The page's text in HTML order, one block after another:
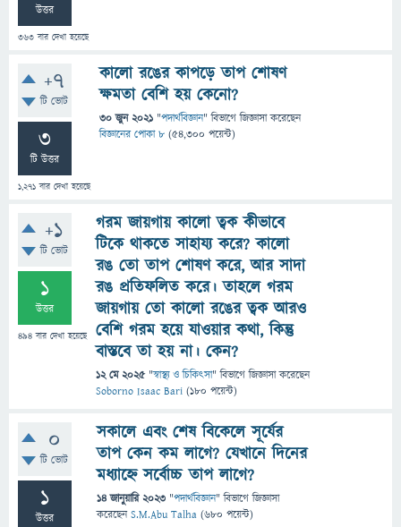
উত্তর
363 বার দেখা হয়েছে
+7
টি ভোট
3
টি উত্তর
1,271 বার দেখা হয়েছে
কালো রঙের কাপড়ে তাপ শোষণ
ক্ষমতা বেশি হয় কেনো?
30 জুন 2021 "পদার্থবিজ্ঞান" বিভাগে জিজ্ঞাসাকরেছেন
বিজ্ঞানের পোকা ৮ (54,300 পয়েন্ট)
+1
টি ভোট
1
উত্তর
494 বার দেখা হয়েছে
গরম জায়গায় কালো ত্বক কীভাবে
টিকে থাকতে সাহায্য করে? কালো
রঙ তো তাপ শোষণ করে, আর সাদা
রঙ প্রতিফলিত করে। তাহলে গরম
জায়গায় তো কালো রঙের ত্বক আরও
বেশি গরম হয়ে যাওয়ার কথা, কিন্তু
বাস্তবে তা হয় না। কেন?
12 মে 2025 "স্বাস্থ্য ও চিকিৎসা" বিভাগে জিজ্ঞাসাকরেছেন
Soborno Isaac Bari (180 পয়েন্ট)
0
টি ভোট
1
উত্তর
সকালে এবং শেষ বিকেলে সূর্যের
তাপ কেন কম লাগে? যেখানে দিনের
মধ্যাহ্নে সর্বোচ্চ তাপ লাগে?
14 জানুয়ারি 2023 "পদার্থবিজ্ঞান" বিভাগে জিজ্ঞাসা
করেছেনS.M.Abu Talha (680 পয়েন্ট)